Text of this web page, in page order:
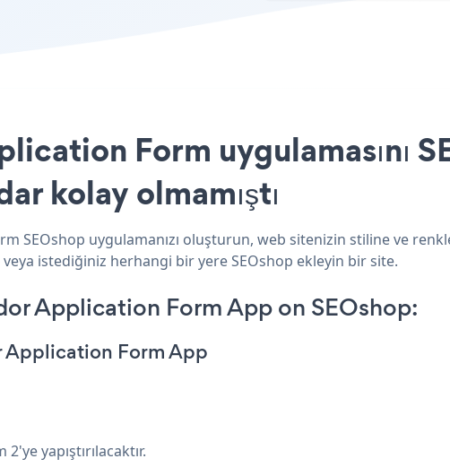
Form uygulamasını
kolay olmamıştı
SEOshop uygulamanızı oluşturun, web sitenizin stiline ve
istediğiniz herhangi bir yere SEOshop ekleyin bir site.
Application Form App on SEOshop:
Application Form App
yapıştırılacaktır.